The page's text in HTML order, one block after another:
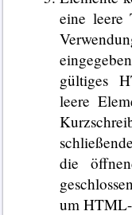
eine leere
gültiges
leere
die
um